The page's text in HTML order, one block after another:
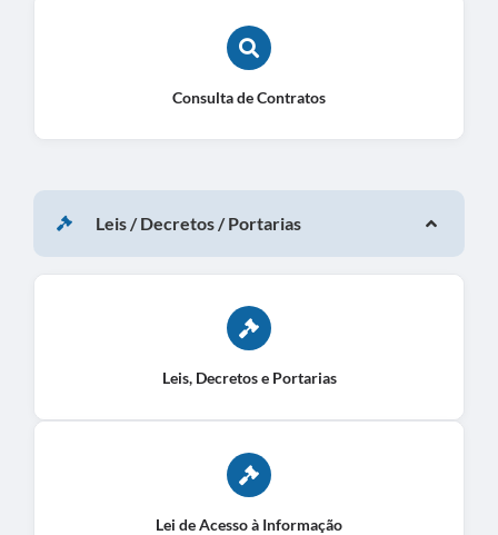
Consulta de Contratos
Leis / Decretos / Portarias
Leis, Decretos e Portarias
Lei de Acesso à Informação